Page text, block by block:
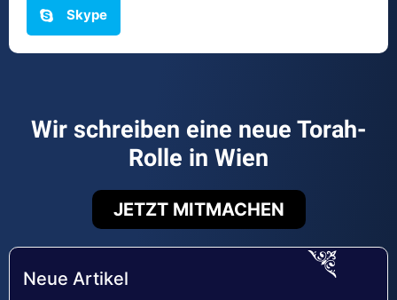
Skype
Wir schreiben eine neue Torah-
Rolle in Wien
JETZT MITMACHEN
Neue Artikel